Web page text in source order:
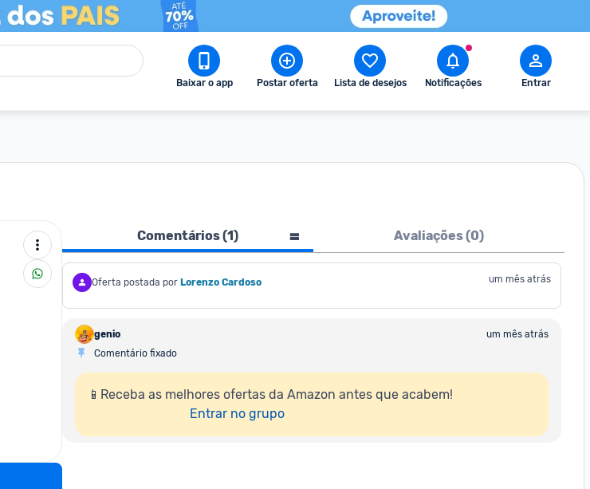
Baixar o app Postar oferta Lista de desejos Notificações Entrar
Comentários (1) Avaliações (0)
Oferta postada por Lorenzo Cardoso um mês atrás
genio
um mês atrás
Comentário fixado
📱Receba as melhores ofertas da Amazon antes que acabem!
Entrar no grupo